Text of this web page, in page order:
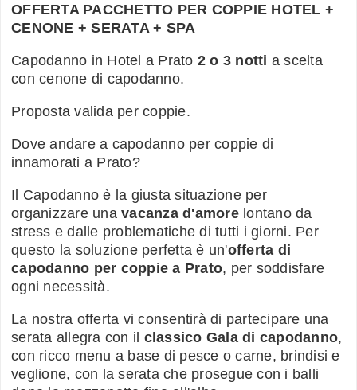
OFFERTA PACCHETTO PER COPPIE HOTEL +
CENONE + SERATA + SPA
Capodanno in Hotel a Prato 2 o 3 notti a scelta
con cenone di capodanno.
Proposta valida per coppie.
Dove andare a capodanno per coppie di
innamorati a Prato?
Il Capodanno è la giusta situazione per
organizzare una vacanza d'amorelontano da
stress e dalle problematiche di tutti i giorni. Per
questo la soluzione perfetta è un'offerta di
capodanno per coppie a Prato, per soddisfare
ogni necessità.
La nostra offerta vi consentirà di partecipare una
serata allegra con il classico Gala di capodanno,
con ricco menu a base di pesce o carne, brindisi e
veglione, con la serata che prosegue con i balli